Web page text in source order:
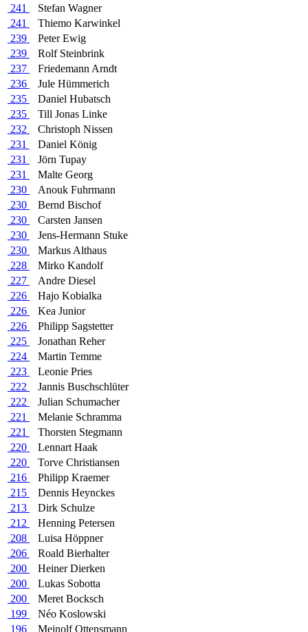
241
Stefan Wagner
241
Thiemo Karwinkel
239
Peter Ewig
239
Rolf Steinbrink
237
Friedemann Arndt
236
Jule Hümmerich
235
Daniel Hubatsch
235
Till Jonas Linke
232
Christoph Nissen
231
Daniel König
231
Jörn Tupay
231
Malte Georg
230
Anouk Fuhrmann
230
Bernd Bischof
230
Carsten Jansen
230
Jens-Hermann Stuke
230
Markus Althaus
228
Mirko Kandolf
227
Andre Diesel
226
Hajo Kobialka
226
Kea Junior
226
Philipp Sagstetter
225
Jonathan Reher
224
Martin Temme
223
Leonie Pries
222
Jannis Buschschlüter
222
Julian Schumacher
221
Melanie Schramma
221
Thorsten Stegmann
220
Lennart Haak
220
Torve Christiansen
216
Philipp Kraemer
215
Dennis Heynckes
213
Dirk Schulze
212
Henning Petersen
208
Luisa Höppner
206
Roald Bierhalter
200
Heiner Dierken
200
Lukas Sobotta
200
Meret Bocksch
199
Néo Koslowski
196
Meinolf Ottensmann